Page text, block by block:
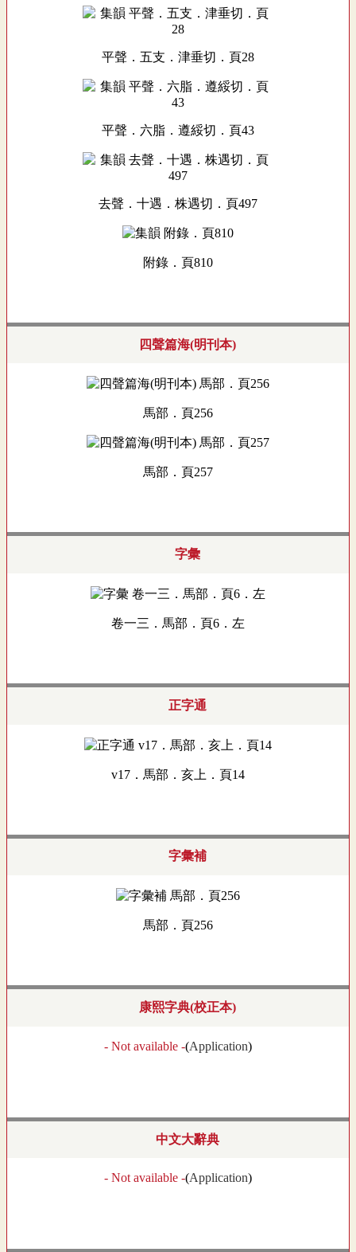
平聲．五支．津垂切．頁28
平聲．六脂．遵綏切．頁43
去聲．十遇．株遇切．頁497
附錄．頁810
四聲篇海(明刊本)
馬部．頁256
馬部．頁257
字彙
卷一三．馬部．頁6．左
正字通
v17．馬部．亥上．頁14
字彙補
馬部．頁256
康熙字典(校正本)
- Not available -(Application)
中文大辭典
- Not available -(Application)